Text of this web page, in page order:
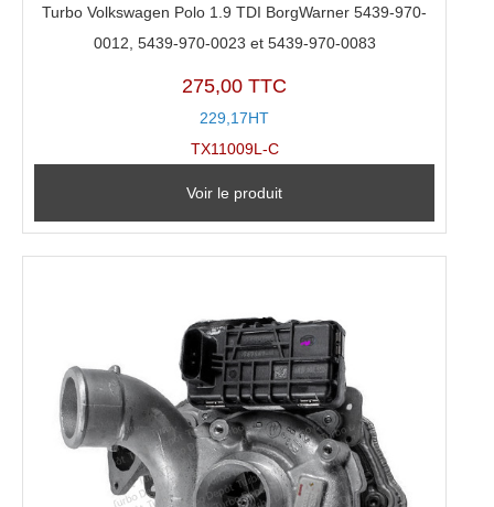
Turbo Volkswagen Polo 1.9 TDI BorgWarner 5439-970-
0012, 5439-970-0023 et 5439-970-0083
275,00 TTC
229,17HT
TX11009L-C
Voir le produit